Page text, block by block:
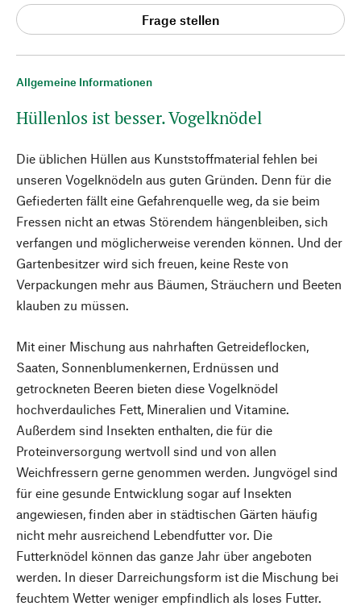
Allgemeine Informationen
Hüllenlos ist besser. Vogelknödel
Die üblichen Hüllen aus Kunststoffmaterial fehlen bei
unseren Vogelknödeln aus guten Gründen. Denn für die
Gefiederten fällt eine Gefahrenquelle weg, da sie beim
Fressen nicht an etwas Störendem hängenbleiben, sich
verfangen und möglicherweise verenden können. Und der
Gartenbesitzer wird sich freuen, keine Reste von
Verpackungen mehr aus Bäumen, Sträuchern und Beeten
klauben zu müssen.
Mit einer Mischung aus nahrhaften Getreideflocken,
Saaten, Sonnenblumenkernen, Erdnüssen und
getrockneten Beeren bieten diese Vogelknödel
hochverdauliches Fett, Mineralien und Vitamine.
Außerdem sind Insekten enthalten, die für die
Proteinversorgung wertvoll sind und von allen
Weichfressern gerne genommen werden. Jungvögel sind
für eine gesunde Entwicklung sogar auf Insekten
angewiesen, finden aber in städtischen Gärten häufig
nicht mehr ausreichend Lebendfutter vor. Die
Futterknödel können das ganze Jahr über angeboten
werden. In dieser Darreichungsform ist die Mischung bei
feuchtem Wetter weniger empfindlich als loses Futter.
Frage stellen